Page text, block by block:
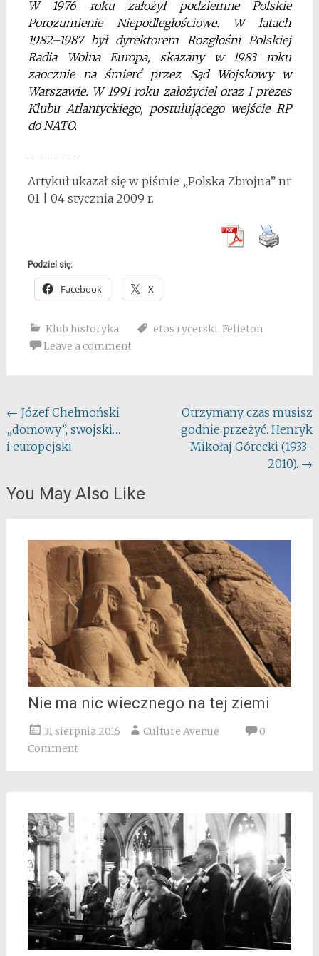
W 1976 roku założył podziemne Polskie
Porozumienie Niepodległościowe. W latach
1982–1987 był dyrektorem Rozgłośni Polskiej
Radia Wolna Europa, skazany w 1983 roku
zaocznie na śmierć przez Sąd Wojskowy w
Warszawie. W 1991 roku założyciel oraz I prezes
Klubu Atlantyckiego, postulującego wejście RP
do NATO.
Artykuł ukazał się w piśmie „Polska Zbrojna” nr
01 | 04 stycznia 2009 r.
Podziel się:
Facebook X
Klub historyka etos rycerski, Felieton
Leave a comment
Post
navigation
← Józef Chełmoński
„domowy”, swojski…
i europejski
Otrzymany czas musisz
godnie przeżyć. Henryk
Mikołaj Górecki (1933-
2010). →
You May Also Like
Nie ma nic wiecznego na tej ziemi
31 sierpnia 2016 Culture Avenue
0
Comment